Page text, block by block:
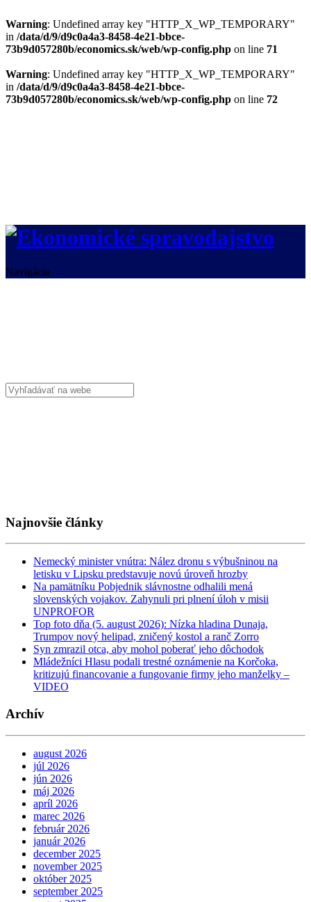
Warning: Undefined array key "HTTP_X_WP_TEMPORARY"
in /data/d/9/d9c0a4a3-8458-4e21-bbce-
73b9d057280b/economics.sk/web/wp-config.php on line 71
Warning: Undefined array key "HTTP_X_WP_TEMPORARY"
in /data/d/9/d9c0a4a3-8458-4e21-bbce-
73b9d057280b/economics.sk/web/wp-config.php on line 72
Navigácia
Najnovšie články
Nemecký minister vnútra: Nález dronu s výbušninou na
letisku v Lipsku predstavuje novú úroveň hrozby
Na pamätníku Pobjednik slávnostne odhalili mená
slovenských vojakov. Zahynuli pri plnení úloh v misii
UNPROFOR
Top foto dňa (5. august 2026): Nízka hladina Dunaja,
Trumpov nový helipad, zničený kostol a ranč Zorro
Syn zmrazil otca, aby mohol poberať jeho dôchodok
Mládežníci Hlasu podali trestné oznámenie na Korčoka,
kritizujú financovanie a fungovanie firmy jeho manželky –
VIDEO
Archív
august 2026
júl 2026
jún 2026
máj 2026
apríl 2026
marec 2026
február 2026
január 2026
december 2025
november 2025
október 2025
september 2025